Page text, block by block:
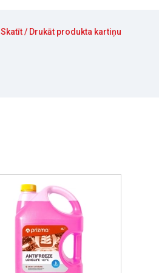
Skatīt / Drukāt produkta kartiņu